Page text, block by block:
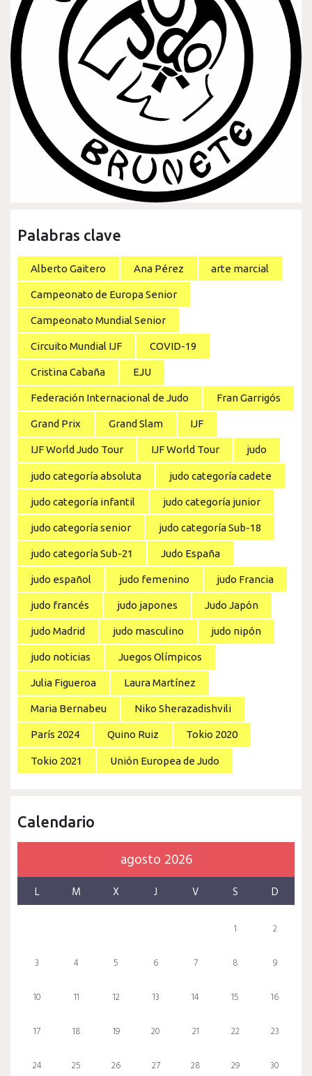
Palabras clave
Alberto Gaitero Ana Pérez arte marcial
Campeonato de Europa Senior
Campeonato Mundial Senior
Circuito Mundial IJF COVID-19
Cristina Cabaña EJU
Federación Internacional de Judo Fran Garrigós
Grand Prix Grand Slam IJF
IJF World Judo Tour IJF World Tour judo
judo categoría absoluta judo categoría cadete
judo categoría infantil judo categoría junior
judo categoría senior judo categoría Sub-18
judo categoría Sub-21 Judo España
judo español judo femenino judo Francia
judo francés judo japones Judo Japón
judo Madrid judo masculino judo nipón
judo noticias Juegos Olímpicos
Julia Figueroa Laura Martínez
Maria Bernabeu Niko Sherazadishvili
París 2024 Quino Ruiz Tokio 2020
Tokio 2021 Unión Europea de Judo
Calendario
agosto 2026
L M X J V S D
1 2
3 4 5 6 7 8 9
10 11 12 13 14 15 16
17 18 19 20 21 22 23
24 25 26 27 28 29 30